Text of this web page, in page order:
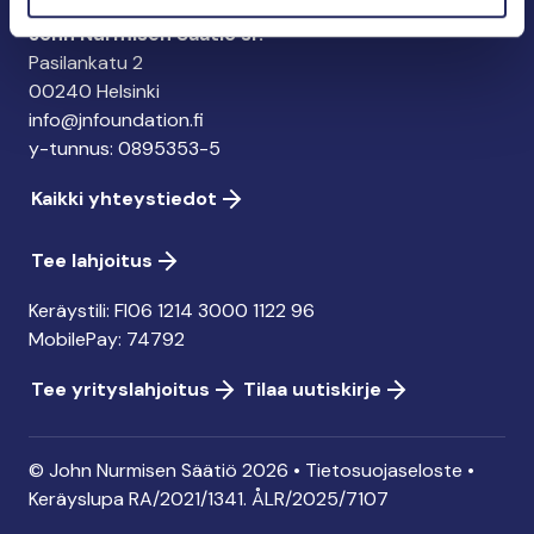
John Nurmisen Säätiö sr.
Pasilankatu 2
00240 Helsinki
info@jnfoundation.fi
y-tunnus: 0895353-5
Kaikki yhteystiedot
Tee lahjoitus
Keräystili: FI06 1214 3000 1122 96
MobilePay: 74792
Tee yrityslahjoitus
Tilaa uutiskirje
© John Nurmisen Säätiö 2026 • Tietosuojaseloste •
Keräyslupa RA/2021/1341. ÅLR/2025/7107